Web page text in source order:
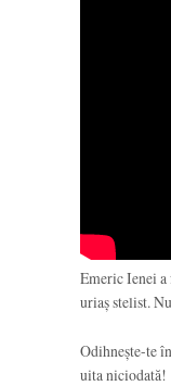
Emeric Ienei a
uriaș stelist.
Odihnește-te
uita niciodată!